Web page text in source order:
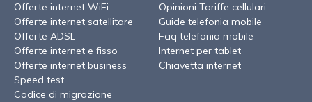
Offerte internet WiFi
Offerte internet satellitare
Offerte ADSL
Offerte internet e fisso
Offerte internet business
Speed test
Codice di migrazione
Opinioni Tariffe cellulari
Guide telefonia mobile
Faq telefonia mobile
Internet per tablet
Chiavetta internet